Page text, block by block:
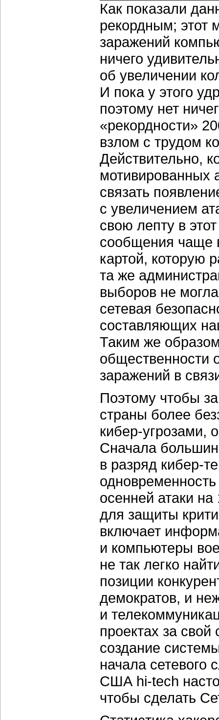
Как показали
рекордным; этот
заражений
ничего
об увеличении
И пока у этого
поэтому нет
«рекордности»
взлом с трудом
Действительно,
мотивированных
связать
с увеличением
свою лепту в
сообщения чаще
картой, которую
та же
выборов не
сетевая
составляющих
Таким же
общественности
заражений в
Поэтому чтобы
страны более
кибер-угрозами,
Сначала
в разряд кибер-
осенней атаки
для защиты
включает
и компьютеры
не так легко
позиции
демократов, и
и
проектах за свой
создание
начала
США hi-tech
чтобы сделать